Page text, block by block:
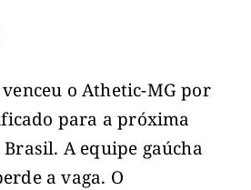
o Athetic-MG por
para a próxima
A equipe gaúcha
a vaga. O